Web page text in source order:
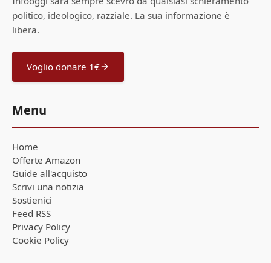
politico, ideologico, razziale. La sua informazione è
libera.
Voglio donare 1€
Menu
Home
Offerte Amazon
Guide all'acquisto
Scrivi una notizia
Sostienici
Feed RSS
Privacy Policy
Cookie Policy